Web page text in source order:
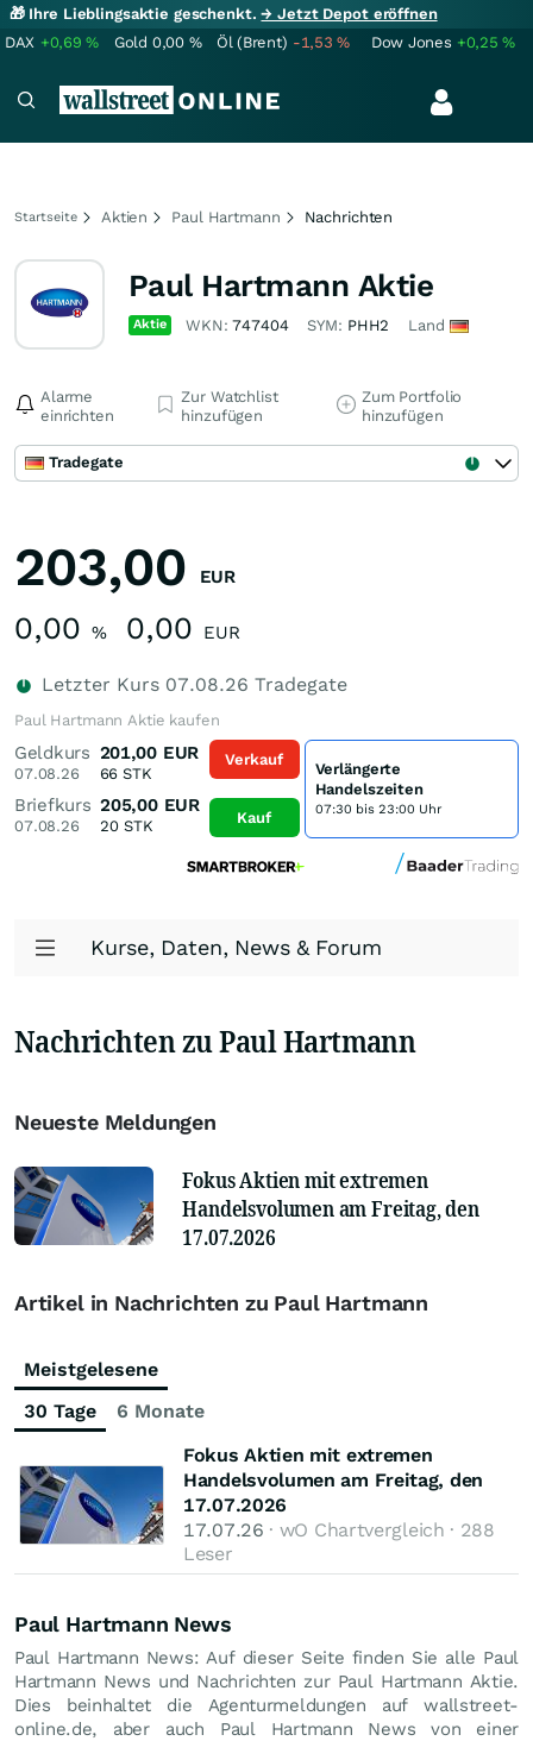
🎁 Ihre Lieblingsaktie geschenkt.→ Jetzt Depot eröffnen
DAX +0,69% Gold 0,00 % Öl (Brent) -1,53% Dow Jones +0,25%
Startseite Aktien Paul Hartmann Nachrichten
Paul Hartmann Aktie
Aktie WKN:747404 SYM: PHH2 Land
Alarme
einrichten
Zur Watchlist
hinzufügen
Zum Portfolio
hinzufügen
Tradegate
203,00 EUR
0,00 % 0,00 EUR
Letzter Kurs 07.08.26 Tradegate
Paul Hartmann Aktie kaufen
Geldkurs
07.08.26
201,00 EUR
66 STK
Briefkurs
07.08.26
205,00 EUR
20 STK
Verkauf
Kauf
Verlängerte
Handelszeiten
07:30 bis 23:00 Uhr
Kurse, Daten, News & Forum
Nachrichten zu Paul Hartmann
Neueste Meldungen
Fokus Aktien mit extremen
Handelsvolumen am Freitag, den
17.07.2026
Artikel in Nachrichten zu Paul Hartmann
Meistgelesene
30 Tage
6 Monate
Fokus Aktien mit extremen
Handelsvolumen am Freitag, den
17.07.2026
17.07.26 · wO Chartvergleich · 288
Leser
Paul Hartmann News
Paul Hartmann News: Auf dieser Seite finden Sie alle Paul
Hartmann News und Nachrichten zur Paul Hartmann Aktie.
Dies beinhaltet die Agenturmeldungen auf wallstreet-
online.de, aber auch Paul Hartmann News von einer